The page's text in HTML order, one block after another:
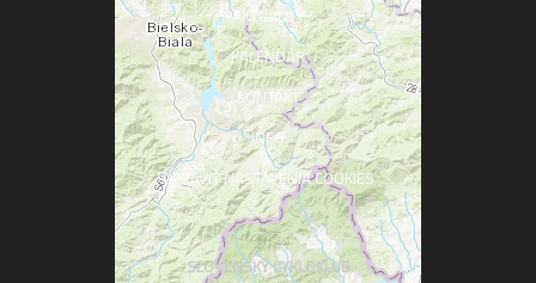
AKTUALITY
KALENDÁR
KONTAKT
INFO
UPRAVIŤ NASTAVENIA COOKIES
SLOVENSKÝ CYKLOKLUB